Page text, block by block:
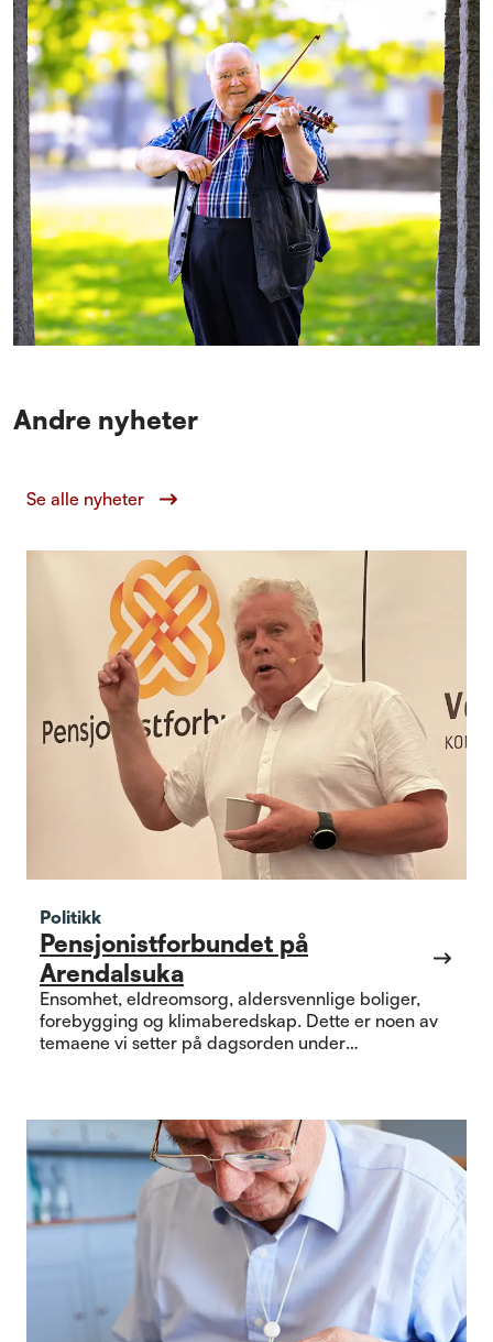
Andre nyheter
Se alle nyheter
Politikk
Pensjonistforbundet på
Arendalsuka
Ensomhet, eldreomsorg, aldersvennlige boliger,
forebygging og klimaberedskap. Dette er noen av
temaene vi setter på dagsorden under